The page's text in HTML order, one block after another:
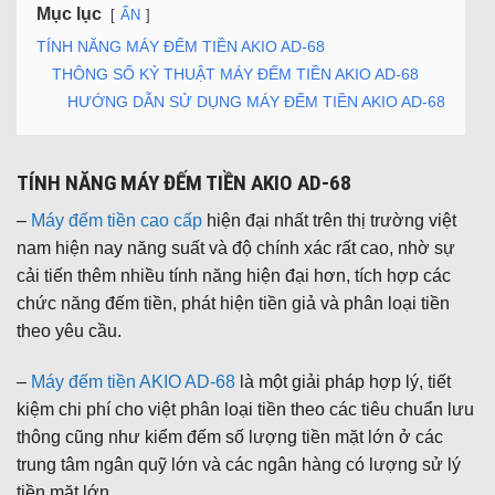
Mục lục ẨN
TÍNH NĂNG MÁY ĐẾM TIỀN AKIO AD-68
THÔNG SỐ KỶ THUẬT MÁY ĐẾM TIỀN AKIO AD-68
HƯỚNG DẪN SỬ DỤNG MÁY ĐẾM TIỀN AKIO AD-68
TÍNH NĂNG MÁY ĐẾM TIỀN AKIO AD-68
– Máy đếm tiền cao cấp hiện đại nhất trên thị trường việt
nam hiện nay năng suất và độ chính xác rất cao, nhờ sự
cải tiến thêm nhiều tính năng hiện đại hơn, tích hợp các
chức năng đếm tiền, phát hiện tiền giả và phân loại tiền
theo yêu cầu.
– Máy đếm tiền AKIO AD-68 là một giải pháp hợp lý, tiết
kiệm chi phí cho việt phân loại tiền theo các tiêu chuẩn lưu
thông cũng như kiểm đếm số lượng tiền mặt lớn ở các
trung tâm ngân quỹ lớn và các ngân hàng có lượng sử lý